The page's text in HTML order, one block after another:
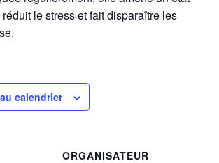
réduit le stress et fait disparaître les
calendrier
ORGANISATEUR